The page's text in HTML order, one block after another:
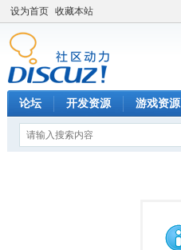
设为首页 收藏本站
论坛 开发资源 游戏资源